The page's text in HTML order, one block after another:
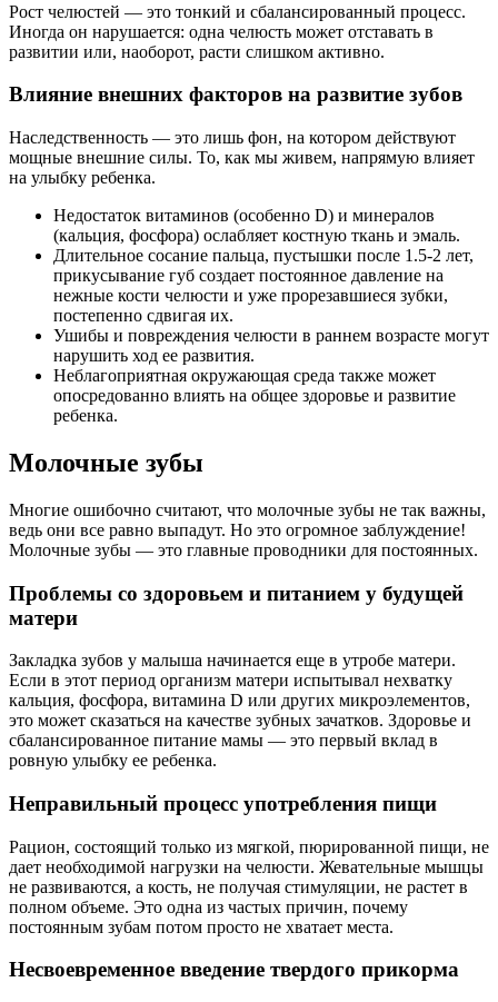
Рост челюстей — это тонкий и сбалансированный процесс.
Иногда он нарушается: одна челюсть может отставать в
развитии или, наоборот, расти слишком активно.
Влияние внешних факторов на развитие зубов
Наследственность — это лишь фон, на котором действуют
мощные внешние силы. То, как мы живем, напрямую влияет
на улыбку ребенка.
Недостаток витаминов (особенно D) и минералов
(кальция, фосфора) ослабляет костную ткань и эмаль.
Длительное сосание пальца, пустышки после 1.5-2 лет,
прикусывание губ создает постоянное давление на
нежные кости челюсти и уже прорезавшиеся зубки,
постепенно сдвигая их.
Ушибы и повреждения челюсти в раннем возрасте могут
нарушить ход ее развития.
Неблагоприятная окружающая среда также может
опосредованно влиять на общее здоровье и развитие
ребенка.
Молочные зубы
Многие ошибочно считают, что молочные зубы не так важны,
ведь они все равно выпадут. Но это огромное заблуждение!
Молочные зубы — это главные проводники для постоянных.
Проблемы со здоровьем и питанием у будущей
матери
Закладка зубов у малыша начинается еще в утробе матери.
Если в этот период организм матери испытывал нехватку
кальция, фосфора, витамина D или других микроэлементов,
это может сказаться на качестве зубных зачатков. Здоровье и
сбалансированное питание мамы — это первый вклад в
ровную улыбку ее ребенка.
Неправильный процесс употребления пищи
Рацион, состоящий только из мягкой, пюрированной пищи, не
дает необходимой нагрузки на челюсти. Жевательные мышцы
не развиваются, а кость, не получая стимуляции, не растет в
полном объеме. Это одна из частых причин, почему
постоянным зубам потом просто не хватает места.
Несвоевременное введение твердого прикорма